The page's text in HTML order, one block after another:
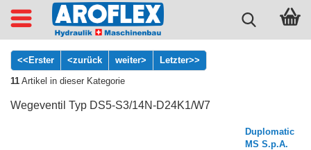
<<Erster <zurück weiter>
Letzter>>
11 Artikel in dieser Kategorie
Wegeventil Typ DS5-S3/14N-D24K1/W7
Duplomatic
MS S.p.A.